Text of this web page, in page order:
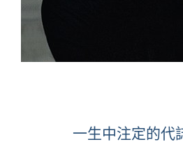
一生中注定的代